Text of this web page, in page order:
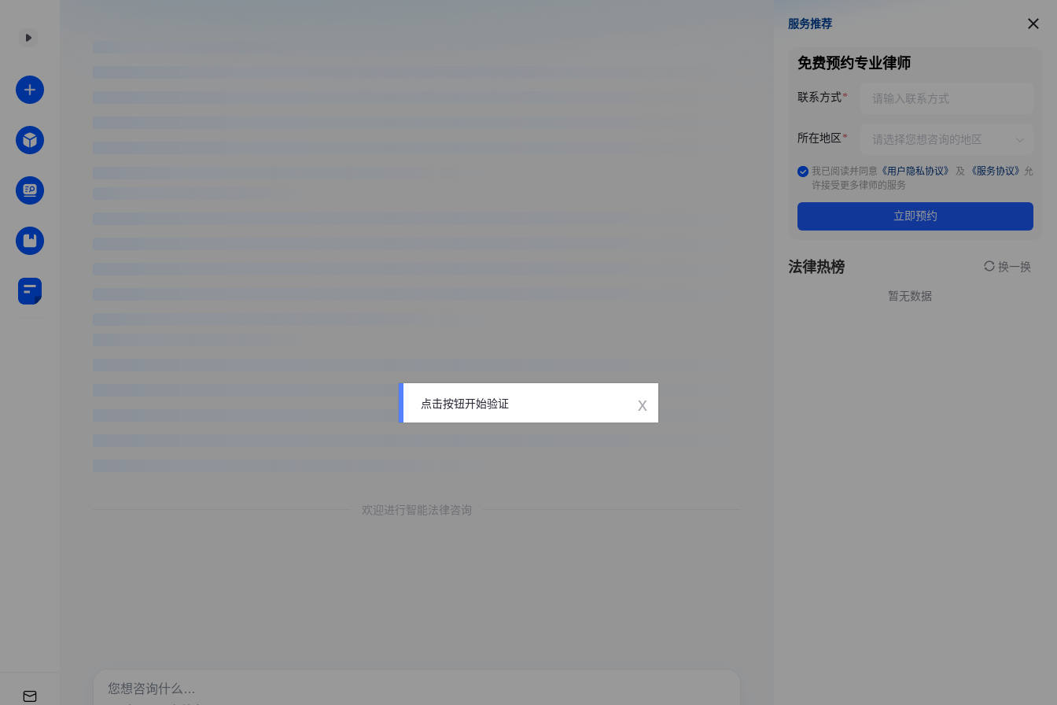
欢迎进行智能法律咨询
服务推荐
服务推荐
免费预约专业律师
联系方式
所在地区
我已阅读并同意 《用户隐私协议》 及 《服务协议》 允
许接受更多律师的服务
立即预约
法律热榜 换一换
暂无数据
点击按钮开始验证 x